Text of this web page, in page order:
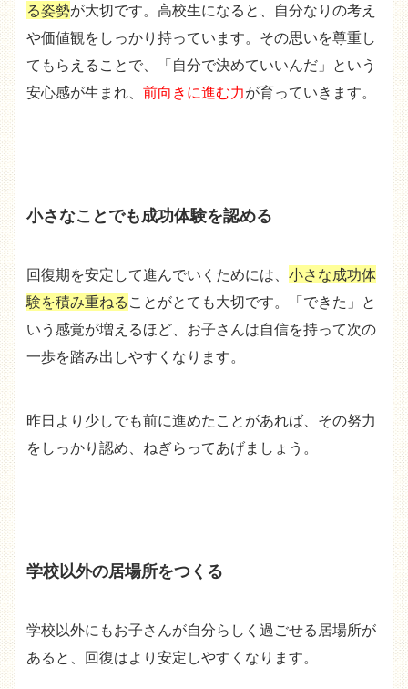
る姿勢が大切です。高校生になると、自分なりの考え
や価値観をしっかり持っています。その思いを尊重し
てもらえることで、「自分で決めていいんだ」という
安心感が生まれ、 前向きに進む力が育っていきます。
小さなことでも成功体験を認める
回復期を安定して進んでいくためには、 小さな成功体
験を積み重ねる ことがとても大切です。「できた」と
いう感覚が増えるほど、お子さんは自信を持って次の
一歩を踏み出しやすくなります。
昨日より少しでも前に進めたことがあれば、その努力
をしっかり認め、ねぎらってあげましょう。
学校以外の居場所をつくる
学校以外にもお子さんが自分らしく過ごせる居場所が
あると、回復はより安定しやすくなります。